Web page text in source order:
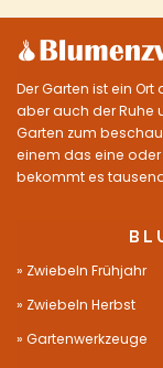
Der Garten ist ein
aber auch der Ruhe
Garten zum
einem das eine
bekommt es
Zwiebeln Frühjahr
Zwiebeln Herbst
Gartenwerkzeuge